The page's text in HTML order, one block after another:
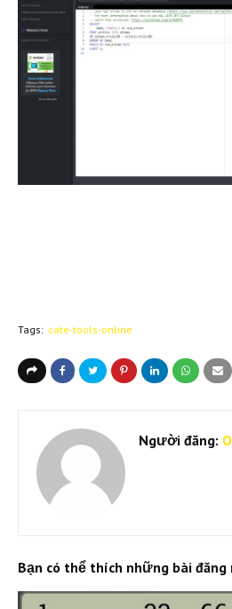
Tags: cate-tools-online
Người đăng:
Bạn có thể thích những bài đăng